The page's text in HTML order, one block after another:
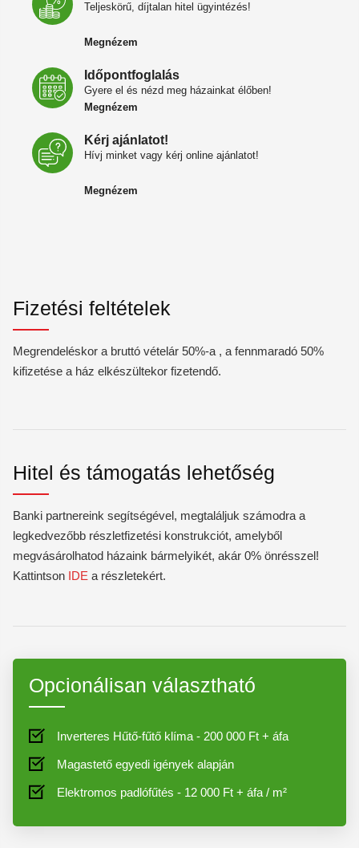
Teljeskörű, díjtalan hitel ügyintézés!
Megnézem
Időpontfoglalás
Gyere el és nézd meg házainkat élőben!
Megnézem
Kérj ajánlatot!
Hívj minket vagy kérj online ajánlatot!
Megnézem
Fizetési feltételek
Megrendeléskor a bruttó vételár 50%-a , a fennmaradó 50%
kifizetése a ház elkészültekor fizetendő.
Hitel és támogatás lehetőség
Banki partnereink segítségével, megtaláljuk számodra a
legkedvezőbb részletfizetési konstrukciót, amelyből
megvásárolhatod házaink bármelyikét, akár 0% önrésszel!
Kattintson IDE a részletekért.
Opcionálisan választható
Inverteres Hűtő-fűtő klíma - 200 000 Ft + áfa
Magastető egyedi igények alapján
Elektromos padlófűtés - 12 000 Ft + áfa / m²